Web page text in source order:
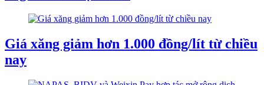
Giá xăng giảm hơn 1.000 đồng/lít từ chiều
nay